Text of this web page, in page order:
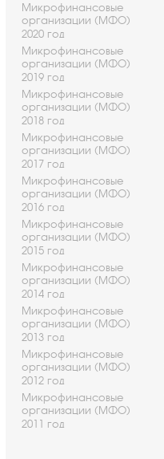
Микрофинансовые
организации (МФО)
2020 год
Микрофинансовые
организации (МФО)
2019 год
Микрофинансовые
организации (МФО)
2018 год
Микрофинансовые
организации (МФО)
2017 год
Микрофинансовые
организации (МФО)
2016 год
Микрофинансовые
организации (МФО)
2015 год
Микрофинансовые
организации (МФО)
2014 год
Микрофинансовые
организации (МФО)
2013 год
Микрофинансовые
организации (МФО)
2012 год
Микрофинансовые
организации (МФО)
2011 год